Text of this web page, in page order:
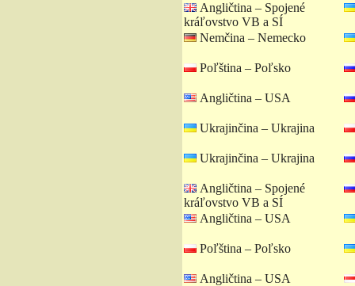
Angličtina – Spojené
kráľovstvo VB a SÍ
Nemčina – Nemecko
Poľština – Poľsko
Angličtina – USA
Ukrajinčina – Ukrajina
Ukrajinčina – Ukrajina
Angličtina – Spojené
kráľovstvo VB a SÍ
Angličtina – USA
Poľština – Poľsko
Angličtina – USA